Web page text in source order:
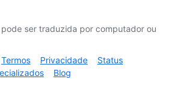
ser traduzida por computador ou
Termos Privacidade
Status
Blog